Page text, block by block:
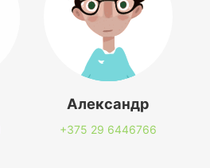
Александр
+375 29 6446766